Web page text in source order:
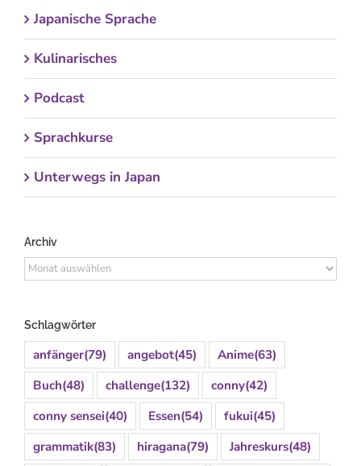
Japanische Sprache
Kulinarisches
Podcast
Sprachkurse
Unterwegs in Japan
Archiv
Archiv
Schlagwörter
anfänger(79) angebot(45) Anime(63)
Buch(48) challenge(132) conny(42)
conny sensei(40) Essen(54) fukui(45)
grammatik(83) hiragana(79) Jahreskurs(48)